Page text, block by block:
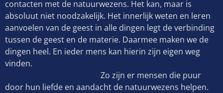
contacten met de natuurwezens. Het kan, maar is
absoluut niet noodzakelijk. Het innerlijk weten en leren
aanvoelen van de geest in alle dingen legt de verbinding
tussen de geest en de materie. Daarmee maken we de
dingen heel. En ieder mens kan hierin zijn eigen weg
vinden.
Zo zijn er mensen die puur
door hun liefde en aandacht de natuurwezens helpen.